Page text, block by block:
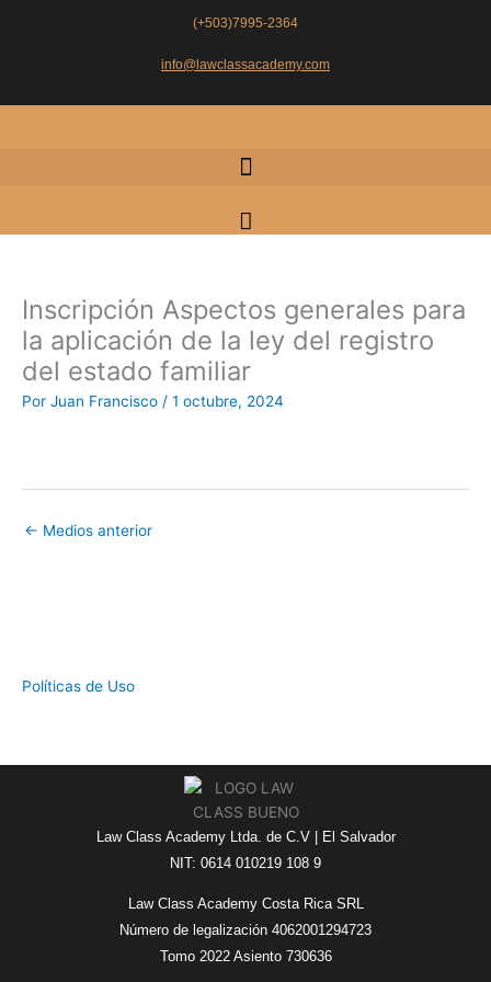
(+503)7995-2364
info@lawclassacademy.com
Carrito
Inscripción Aspectos generales para
la aplicación de la ley del registro
del estado familiar
Por Juan Francisco / 1 octubre, 2024
← Medios anterior
Políticas de Uso
Law Class Academy Ltda. de C.V | El Salvador
NIT: 0614 010219 108 9
Law Class Academy Costa Rica SRL
Número de legalización 4062001294723
Tomo 2022 Asiento 730636